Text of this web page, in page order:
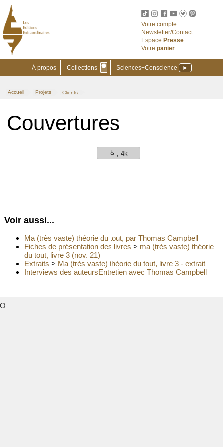
Votre compte
Newsletter/Contact
Espace Presse
Votre panier
À propos Collections ⬣ Sciences+Conscience ►
Accueil Projets Clients
Couvertures
download , 4k
Voir aussi...
Ma (très vaste) théorie du tout, par Thomas Campbell
Fiches de présentation des livres > ma (très vaste) théorie
du tout, livre 3 (nov. 21)
Extraits > Ma (très vaste) théorie du tout, livre 3 - extrait
Interviews des auteursEntretien avec Thomas Campbell
O